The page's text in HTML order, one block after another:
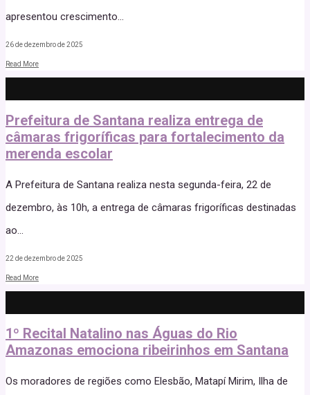
apresentou crescimento...
26 de dezembro de 2025
Read More
Prefeitura de Santana realiza entrega de
câmaras frigoríficas para fortalecimento da
merenda escolar
A Prefeitura de Santana realiza nesta segunda-feira, 22 de
dezembro, às 10h, a entrega de câmaras frigoríficas destinadas
ao
22 de dezembro de 2025
Read More
1º Recital Natalino nas Águas do Rio
Amazonas emociona ribeirinhos em Santana
Os moradores de regiões como Elesbão, Matapí Mirim, Ilha de